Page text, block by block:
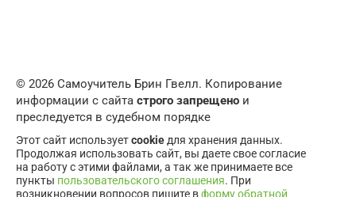
© 2026 Самоучитель Брин Гвелл. Копирование
информации с сайта строго запрещено и
преследуется в судебном порядке
Этот сайт используетcookie для хранения данных.
Продолжая использовать сайт, вы даете свое согласие
на работу с этими файлами, а так же принимаете все
пункты пользовательского соглашения. При
возникновении вопросов пишите вформу обратной